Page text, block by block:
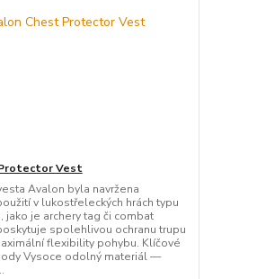
Vest
Avalon byla navržena
v lukostřeleckých hrách typu
jako je archery tag či combat
spolehlivou ochranu trupu
flexibility pohybu. Klíčové
Vysoce odolný materiál —